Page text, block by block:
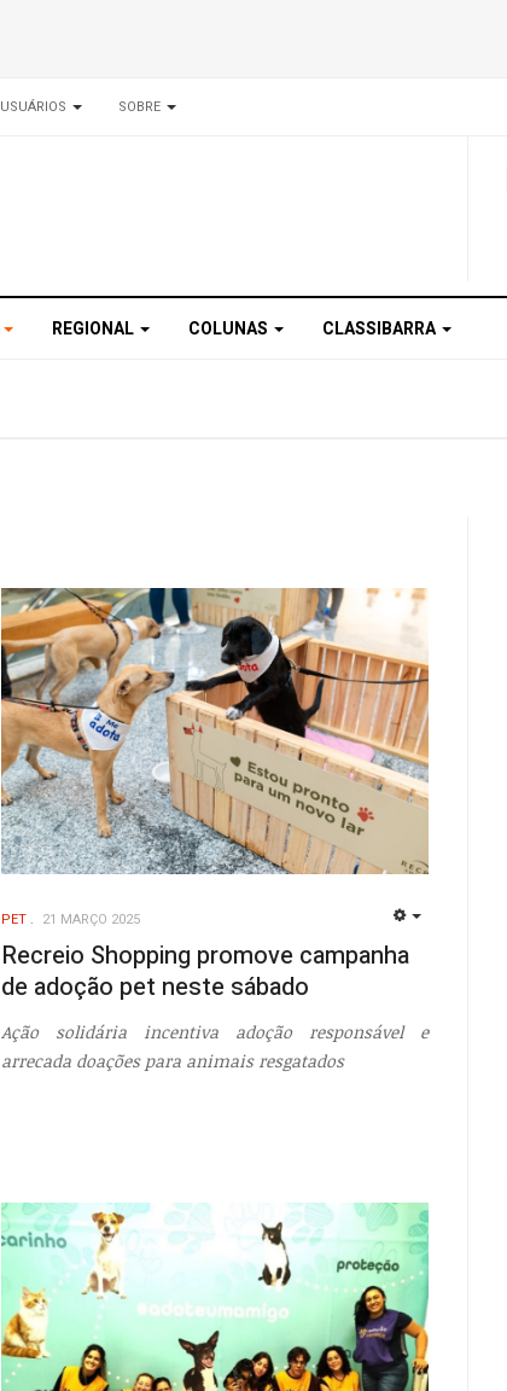
USUÁRIOS SOBRE
REGIONAL COLUNAS CLASSIBARRA
PET 21 MARÇO 2025
Recreio Shopping promove campanha
de adoção pet neste sábado
Ação solidária incentiva adoção responsável e
arrecada doações para animais resgatados